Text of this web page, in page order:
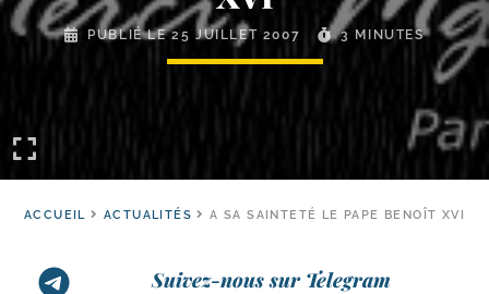
PUBLIÉ LE25 JUILLET 2007 3 MINUTES
ACCUEIL ACTUALITÉS A SA SAINTETÉ LE PAPE BENOÎT XVI
Suivez-nous sur Telegram